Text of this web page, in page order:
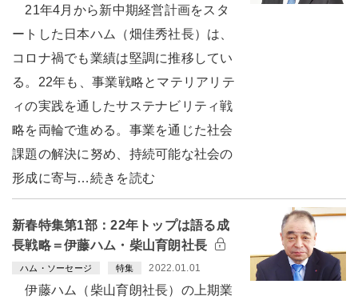
21年4月から新中期経営計画をスタ
ートした日本ハム（畑佳秀社長）は、
コロナ禍でも業績は堅調に推移してい
る。22年も、事業戦略とマテリアリテ
ィの実践を通したサステナビリティ戦
略を両輪で進める。事業を通じた社会
課題の解決に努め、持続可能な社会の
形成に寄与…続きを読む
新春特集第1部：22年トップは語る成
長戦略＝伊藤ハム・柴山育朗社長
ハム・ソーセージ 特集 2022.01.01
伊藤ハム（柴山育朗社長）の上期業